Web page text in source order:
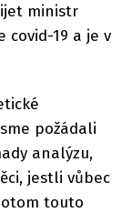
ministr
covid-19 a je v
požádali
analýzu,
jestli vůbec
touto